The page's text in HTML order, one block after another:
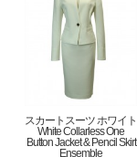
スカートスーツ ホワイト
White Collarless One
Button Jacket & Pencil Skirt
Ensemble